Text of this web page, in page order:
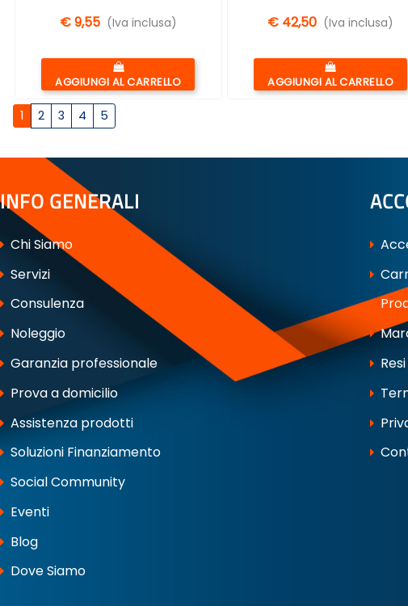
€ 9,55 (Iva inclusa)
Quantità
AGGIUNGI AL CARRELLO
€ 42,50 (Iva inclusa)
Quantità
AGGIUNGI AL CARRELLO
1 2 3 4 5
INFO GENERALI
Chi Siamo
Servizi
Consulenza
Noleggio
Garanzia professionale
Prova a domicilio
Assistenza prodotti
Soluzioni Finanziamento
Social Community
Eventi
Blog
Dove Siamo